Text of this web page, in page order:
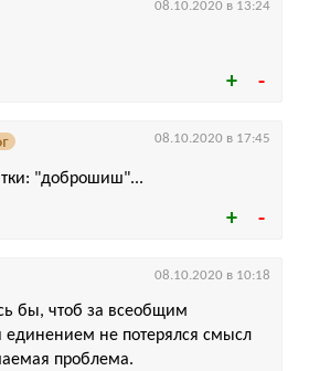
08.10.2020 в 13:24
"доброшиш"...
08.10.2020 в 17:45
бы, чтоб за всеобщим
единением не потерялся смысл
проблема.
08.10.2020 в 10:18